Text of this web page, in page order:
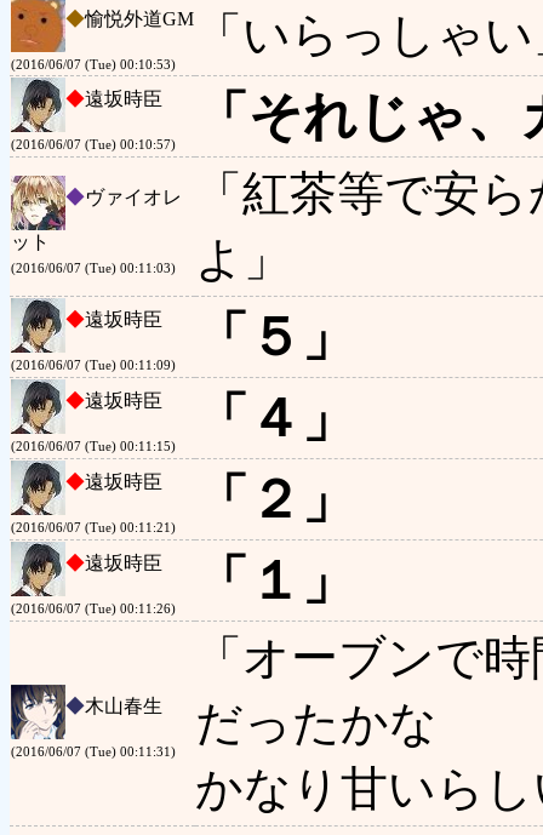
◆愉悦外道GM
(2016/06/07 (Tue) 00:10:53)
「いらっしゃ
◆遠坂時臣
(2016/06/07 (Tue) 00:10:57) 「それじゃ
◆ヴァイオレ
ット
(2016/06/07 (Tue) 00:11:03)
「紅茶等で安
よ」
◆遠坂時臣
(2016/06/07 (Tue) 00:11:09) 「５」
◆遠坂時臣
(2016/06/07 (Tue) 00:11:15) 「４」
◆遠坂時臣
(2016/06/07 (Tue) 00:11:21) 「２」
◆遠坂時臣
(2016/06/07 (Tue) 00:11:26) 「１」
◆木山春生
(2016/06/07 (Tue) 00:11:31)
「オーブンで
だったかな
かなり甘いら